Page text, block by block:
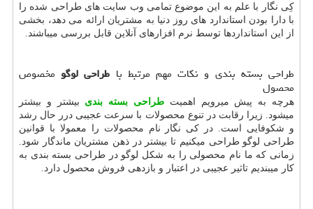
کِی نگار با علم به این موضوع تمامی وب سایت های طراحی شده را
با دارا بودن استاندارد های روز دنیا به مشتریان ارائه می دهد، بخشی
از این استانداردها توسط نرم افزارهای آنلاین قابل بررسی میباشند.
طراحی بسته بندی و نکات مهم مرتبط با طراحی لوگومخصوص
محصول
هرچه به پیش میرویم اهمیت طراحی بسته بندی بیشتر و بیشتر
میشود. زیرا رقابت در تنوع محصولات با سرعت عجیبی درر حال رشد
و شکوفایی است. در کی نگار نام محصولات را معمولا با قوانین
طراحی لوگو طراحی میکنیم تا بیشتر در ذهن مشتریان ماندگار شود.
زمانی که ما نام محصولی را به شکل لوگو در طراحی بسته بندی به
کار میبندیم تاثیر عجیبی در اعتبار و بازدهی فروش محصول دارد.